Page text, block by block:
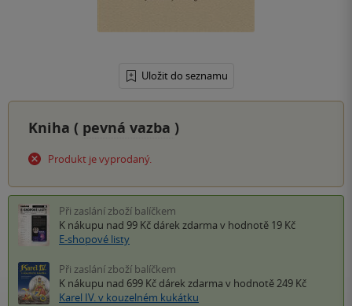
Uložit do seznamu
Kniha ( pevná vazba )
Produkt je vyprodaný.
Při zaslání zboží balíčkem
K nákupu nad 99 Kč dárek zdarma v hodnotě 19 Kč
E-shopové listy
Při zaslání zboží balíčkem
K nákupu nad 699 Kč dárek zdarma v hodnotě 249 Kč
Karel IV. v kouzelném kukátku